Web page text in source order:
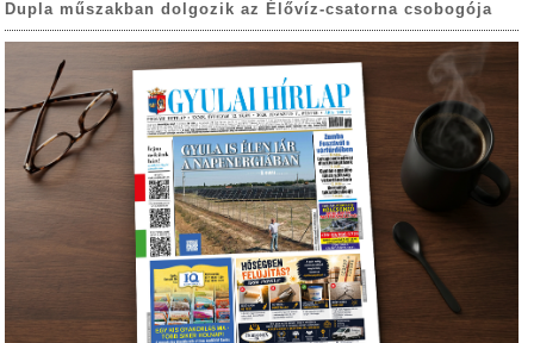
Dupla műszakban dolgozik az Élővíz-csatorna csobogója